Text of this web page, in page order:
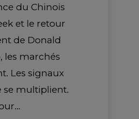
du Chinois
et le retour
de Donald
les marchés
Les signaux
se multiplient.